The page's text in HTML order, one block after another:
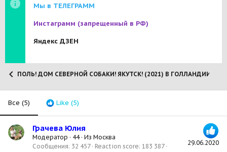
Мы в ТЕЛЕГРАММ
Инстаграмм (запрещенный в РФ)
Яндекс ДЗЕН
ПОЛЬ! ДОМ СЕВЕРНОЙ СОБАКИ! ЯКУТСК! (2021) В ГОЛЛАНДИИ!
Все (5) Like (5)
29.06.2020
Грачева Юлия
Модератор · 44 · Из Москва
Сообщения 32 457 Reaction score 183 387